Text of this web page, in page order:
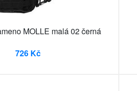
MOLLE malá 02 černá
726 Kč